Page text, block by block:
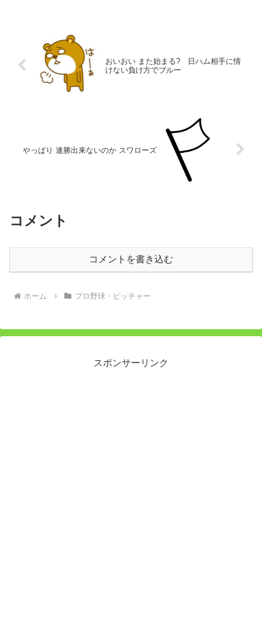
おいおい また始まる? 日ハム相手に情
けない負け方でブルー
やっぱり 連勝出来ないのか スワローズ
コメント
コメントを書き込む
ホーム プロ野球・ピッチャー
スポンサーリンク